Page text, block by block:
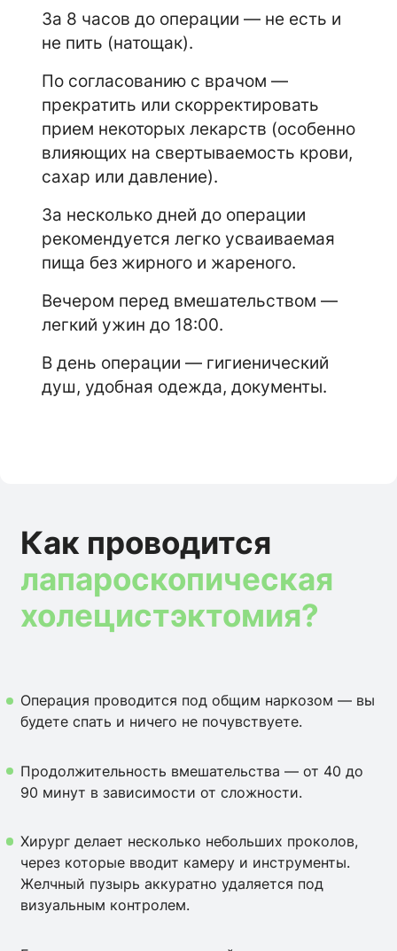
За 8 часов до операции — не есть и
не пить (натощак).
По согласованию с врачом —
прекратить или скорректировать
прием некоторых лекарств (особенно
влияющих на свертываемость крови,
сахар или давление).
За несколько дней до операции
рекомендуется легко усваиваемая
пища без жирного и жареного.
Вечером перед вмешательством —
легкий ужин до 18:00.
В день операции — гигиенический
душ, удобная одежда, документы.
Как проводится
лапароскопическая
холецистэктомия?
Операция проводится под общим наркозом — вы
будете спать и ничего не почувствуете.
Продолжительность вмешательства — от 40 до
90 минут в зависимости от сложности.
Хирург делает несколько небольших проколов,
через которые вводит камеру и инструменты.
Желчный пузырь аккуратно удаляется под
визуальным контролем.